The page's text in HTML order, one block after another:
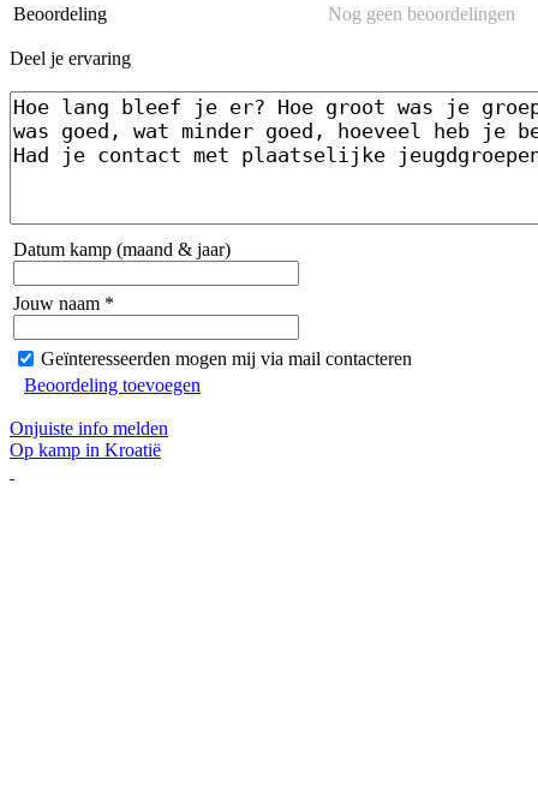
Beoordeling Nog geen beoordelingen
Deel je ervaring
Datum kamp (maand & jaar)
Jouw naam *
Geïnteresseerden mogen mij via mail contacteren
Beoordeling toevoegen
Onjuiste info melden
Op kamp in Kroatië